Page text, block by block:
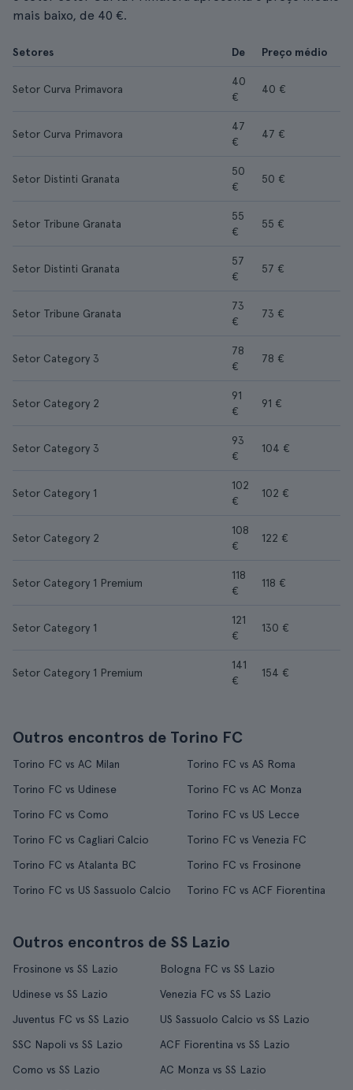
mais baixo, de 40 €.
Setores De Preço médio
Setor Curva Primavora
40
€
40 €
Setor Curva Primavora
47
€
47 €
Setor Distinti Granata
50
€
50 €
Setor Tribune Granata
55
€
55 €
Setor Distinti Granata
57
€
57 €
Setor Tribune Granata
73
€
73 €
Setor Category 3
78
€
78 €
Setor Category 2
91
€
91 €
Setor Category 3
93
€
104 €
Setor Category 1
102
€
102 €
Setor Category 2
108
€
122 €
Setor Category 1 Premium
118
€
118 €
Setor Category 1
121
€
130 €
Setor Category 1 Premium
141
€
154 €
Outros encontros de Torino FC
Torino FC vs AC Milan
Torino FC vs AS Roma
Torino FC vs Udinese
Torino FC vs AC Monza
Torino FC vs Como
Torino FC vs US Lecce
Torino FC vs Cagliari Calcio
Torino FC vs Venezia FC
Torino FC vs Atalanta BC
Torino FC vs Frosinone
Torino FC vs US Sassuolo Calcio
Torino FC vs ACF Fiorentina
Outros encontros de SS Lazio
Frosinone vs SS Lazio
Bologna FC vs SS Lazio
Udinese vs SS Lazio
Venezia FC vs SS Lazio
Juventus FC vs SS Lazio
US Sassuolo Calcio vs SS Lazio
SSC Napoli vs SS Lazio
ACF Fiorentina vs SS Lazio
Como vs SS Lazio
AC Monza vs SS Lazio